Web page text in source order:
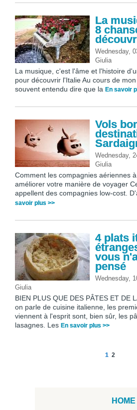
La
8
Wednesday,
Giulia
La musique, c'est l'âme et l'histoire
pour découvrir l'Italie Au cours de
souvent entendu dire que la En savoir
Vols
Wednesday,
Giulia
Comment les compagnies aériennes
améliorer votre manière de voyager
appellent des compagnies low-cost.
savoir plus >>
4 plats
vous
pensé
Wednesday,
Giulia
BIEN PLUS QUE DES PÂTES ET
on parle de cuisine italienne, les
viennent à l'esprit sont, bien sûr, les
lasagnes. Les En savoir plus >>
1 2
HOME